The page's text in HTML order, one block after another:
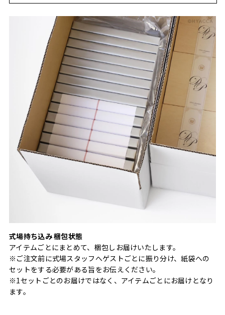
式場持ち込み 梱包状態
アイテムごとにまとめて、梱包しお届けいたします。
※ご注文前に式場スタッフへゲストごとに振り分け、紙袋への
セットをする必要がある旨をお伝えください。
※1セットごとのお届けではなく、アイテムごとにお届けとなり
ます。